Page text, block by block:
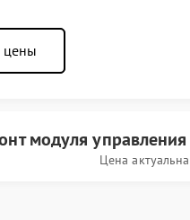
модуля управления
Цена